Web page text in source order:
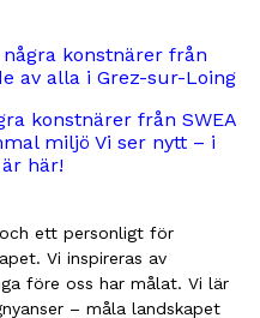
konstnärer från
av alla i Grez-sur-Loing
konstnärer från SWEA
miljö Vi ser nytt – i
här!
ett personligt för
Vi inspireras av
före oss har målat. Vi lär
– måla landskapet